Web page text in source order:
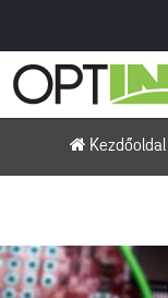
Kezdőoldal